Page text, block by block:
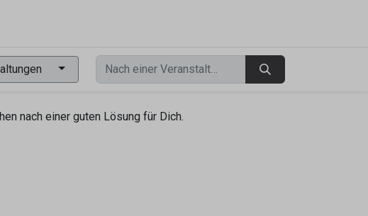
nach einer guten Lösung für Dich.